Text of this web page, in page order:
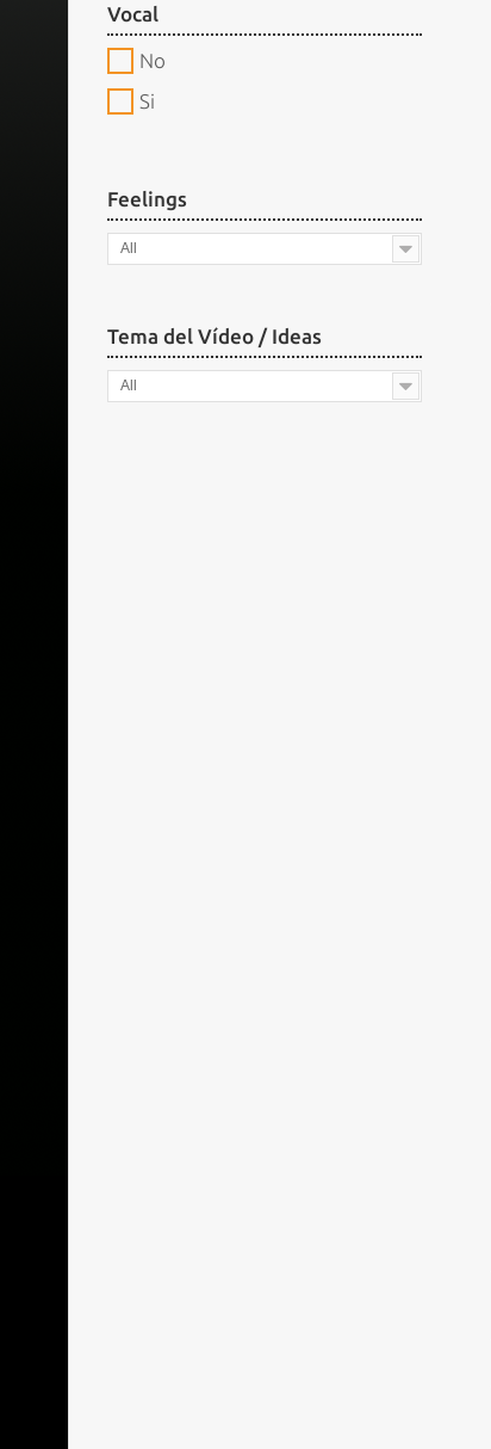
Vocal
No
Si
Feelings
All
Tema del Vídeo / Ideas
All